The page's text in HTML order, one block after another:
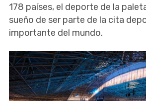
178 países, el deporte de la
sueño de ser parte de la cita
importante del mundo.